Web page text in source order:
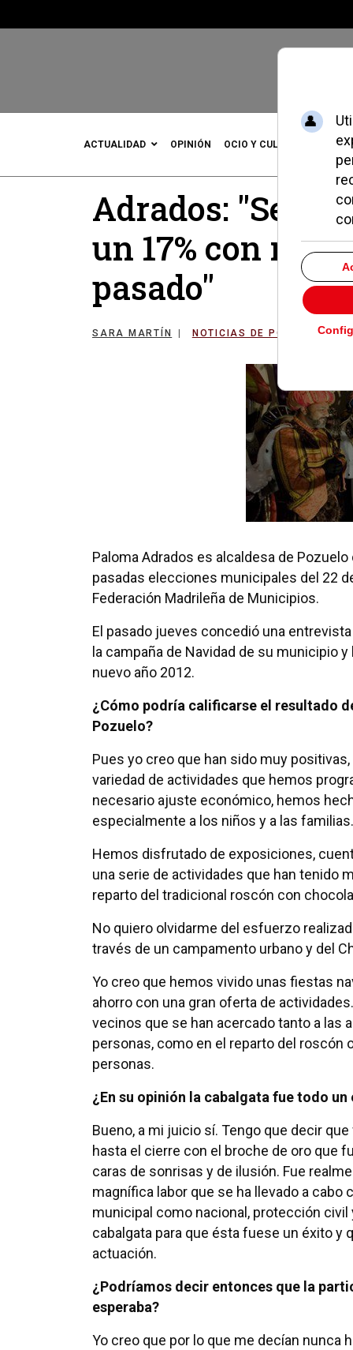
ACTUALIDAD OPINIÓN OCIO Y CULTURA
Adrados: "Se
un 17% con
pasado"
SARA MARTÍN NOTICIAS DE POZUELO
Paloma Adrados es alcaldesa de
pasadas elecciones municipales del 22
Federación Madrileña de Municipios.
El pasado jueves concedió una
la campaña de Navidad de su municipio
nuevo año 2012.
¿Cómo podría calificarse el resultado
Pozuelo?
Pues yo creo que han sido muy
variedad de actividades que hemos
necesario ajuste económico, hemos
especialmente a los niños y a las familias.
Hemos disfrutado de exposiciones,
una serie de actividades que han tenido
reparto del tradicional roscón con
No quiero olvidarme del esfuerzo
través de un campamento urbano y del
Yo creo que hemos vivido unas fiestas
ahorro con una gran oferta de
vecinos que se han acercado tanto a las
personas, como en el reparto del roscón
personas.
¿En su opinión la cabalgata fue todo un
Bueno, a mi juicio sí. Tengo que decir
hasta el cierre con el broche de oro que
caras de sonrisas y de ilusión. Fue
magnífica labor que se ha llevado a
municipal como nacional, protección civil
cabalgata para que ésta fuese un éxito
actuación.
¿Podríamos decir entonces que la
esperaba?
Yo creo que por lo que me decían nunca